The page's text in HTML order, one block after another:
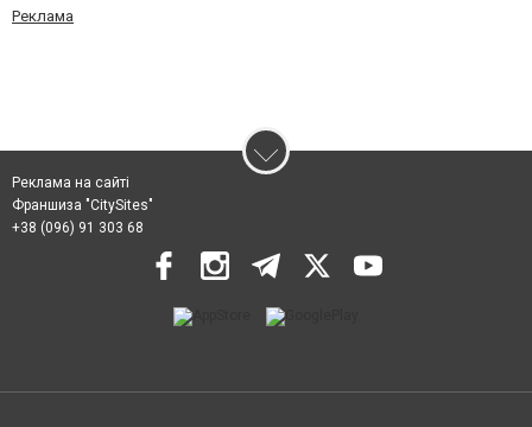
Реклама
Реклама на сайті
Франшиза "CitySites"
+38 (096) 91 303 68